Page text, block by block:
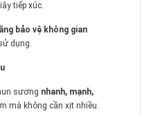
tiếp xúc.
bảo vệ không gian
dụng.
sương nhanh, mạnh,
mà không cần xịt nhiều.